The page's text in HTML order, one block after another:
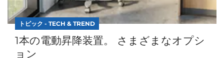
トピック - TECH & TREND
1本の電動昇降装置。 さまざまなオプシ
ョン